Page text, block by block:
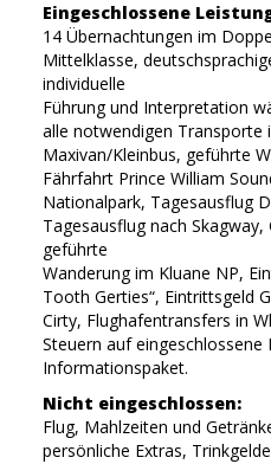
Eingeschlossene
14 Übernachtungen im
Mittelklasse,
individuelle
Führung und Interpretation
alle notwendigen Transporte
Maxivan/Kleinbus, geführte
Fährfahrt Prince William
Nationalpark, Tagesausflug
Tagesausflug nach
geführte
Wanderung im Kluane NP,
Tooth Gerties“, Eintrittsgeld
Cirty, Flughafentransfers in
Steuern auf eingeschlossene
Informationspaket.
Nicht eingeschlossen:
Flug, Mahlzeiten und
persönliche Extras,